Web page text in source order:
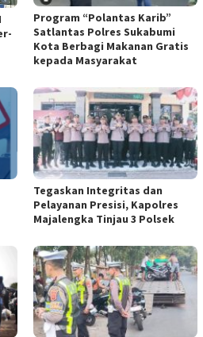
Program “Polantas Karib”
Satlantas Polres Sukabumi
Kota Berbagi Makanan Gratis
kepada Masyarakat
Tegaskan Integritas dan
Pelayanan Presisi, Kapolres
Majalengka Tinjau 3 Polsek